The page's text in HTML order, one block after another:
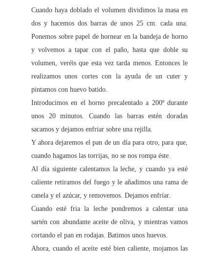
Cuando haya doblado el volumen dividimos la masa en
dos y hacemos dos barras de unos 25 cm. cada una.
Ponemos sobre papel de hornear en la bandeja de horno
y volvemos a tapar con el paño, hasta que doble su
volumen, veréis que esta vez tarda menos. Entonces le
realizamos unos cortes con la ayuda de un cuter y
pintamos con huevo batido.
Introducimos en el horno precalentado a 200º durante
unos 20 minutos. Cuando las barras estén doradas
sacamos y dejamos enfriar sobre una rejilla.
Y ahora dejaremos el pan de un día para otro, para que,
cuando hagamos las torrijas, no se nos rompa éste.
Al día siguiente calentamos la leche, y cuando ya esté
caliente retiramos del fuego y le añadimos una rama de
canela y el azúcar, y removemos. Dejamos enfríar.
Cuando esté fria la leche pondremos a calentar una
sartén con abundante aceite de oliva, y mientras vamos
cortando el pan en rodajas. Batimos unos huevos.
Ahora, cuando el aceite esté bien caliente, mojamos las